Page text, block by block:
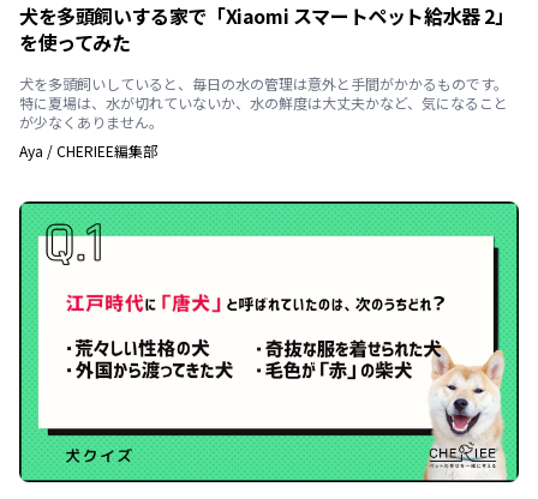
犬を多頭飼いする家で「Xiaomi スマートペット給水器 2」
を使ってみた
犬を多頭飼いしていると、毎日の水の管理は意外と手間がかかるものです。
特に夏場は、水が切れていないか、水の鮮度は大丈夫かなど、気になること
が少なくありません。
Aya /CHERIEE編集部